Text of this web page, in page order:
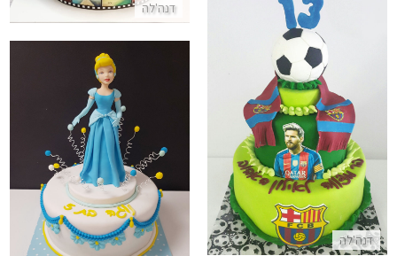
דנה'לה
דנה'לה
עוגת בר מצווה כדורגל בצק סוכר
התקשר/י עוגת סינדרלה מבצק סוכר
התקשר/י